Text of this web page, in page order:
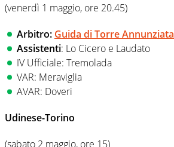
(venerdì 1 maggio, ore 20.45)
Arbitro: Guida di Torre Annunziata
Assistenti: Lo Cicero e Laudato
IV Ufficiale: Tremolada
VAR: Meraviglia
AVAR: Doveri
Udinese-Torino
(sabato 2 maggio, ore 15)